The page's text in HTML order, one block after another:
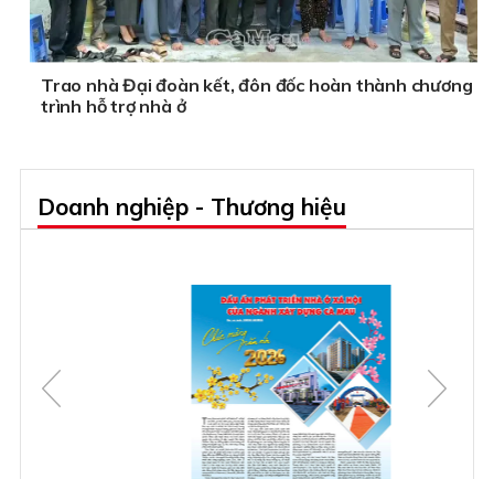
Trao nhà Đại đoàn kết, đôn đốc hoàn thành chương
trình hỗ trợ nhà ở
Doanh nghiệp - Thương hiệu